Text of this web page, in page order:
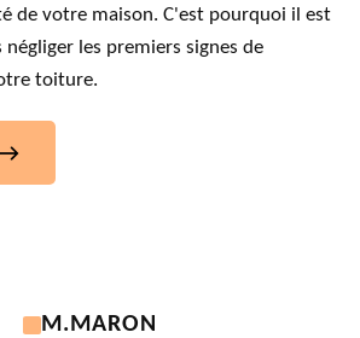
de votre maison. C'est pourquoi il est
négliger les premiers signes de
toiture.
M.MARON